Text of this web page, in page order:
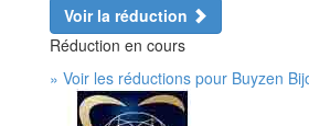
Voir la réduction
Réduction en cours
» Voir les réductions pour Buyzen